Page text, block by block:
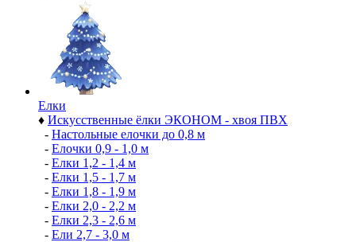
Елки
♦ Искусственные ёлки ЭКОНОМ - хвоя ПВХ
- Настольные елочки до 0,8 м
- Елочки 0,9 - 1,0 м
- Елки 1,2 - 1,4 м
- Елки 1,5 - 1,7 м
- Елки 1,8 - 1,9 м
- Елки 2,0 - 2,2 м
- Елки 2,3 - 2,6 м
- Ели 2,7 - 3,0 м